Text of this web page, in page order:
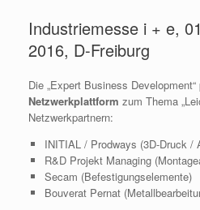
Industriemesse i + e,
2016, D-Freiburg
Die „Expert Business
Netzwerkplattform zum Thema
Netzwerkpartnern:
INITIAL / Prodways (3D-Druck /
R&D Projekt Managing
Secam (Befestigungselemente)
Bouverat Pernat